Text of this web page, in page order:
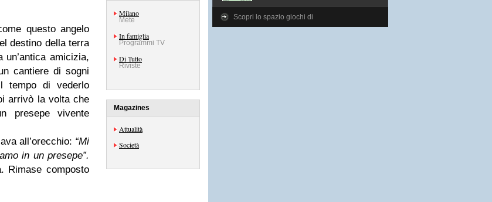
questo angelo
destino della terra
amicizia,
cantiere di sogni
tempo di vederlo
arrivò la volta che
presepe vivente
all’orecchio: “Mi
in un presepe”.
Rimase composto
Milano
Mete
In famiglia
Programmi TV
Di Tutto
Riviste
Magazines
Attualità
Società
Scopri lo spazio giochi di